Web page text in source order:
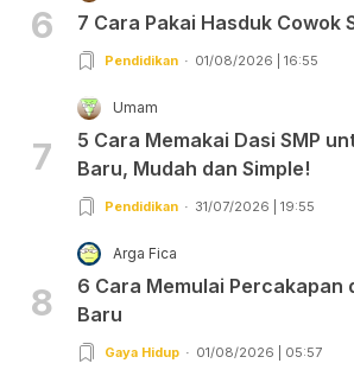
6 7 Cara Pakai Hasduk Cowok
Pendidikan 01/08/2026 | 16:55
7
Umam
5 Cara Memakai Dasi SMP
Baru, Mudah dan Simple!
Pendidikan 31/07/2026 | 19:55
8
Arga Fica
6 Cara Memulai Percakapan
Baru
Gaya Hidup 01/08/2026 | 05:57